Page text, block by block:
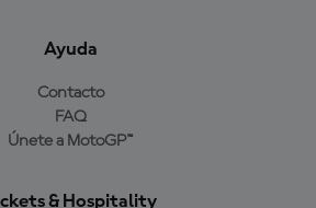
Ayuda
Contacto
FAQ
Únete a MotoGP™
& Hospitality